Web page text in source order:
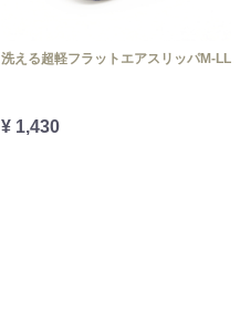
洗える超軽フラットエアスリッパM-LL
¥ 1,430